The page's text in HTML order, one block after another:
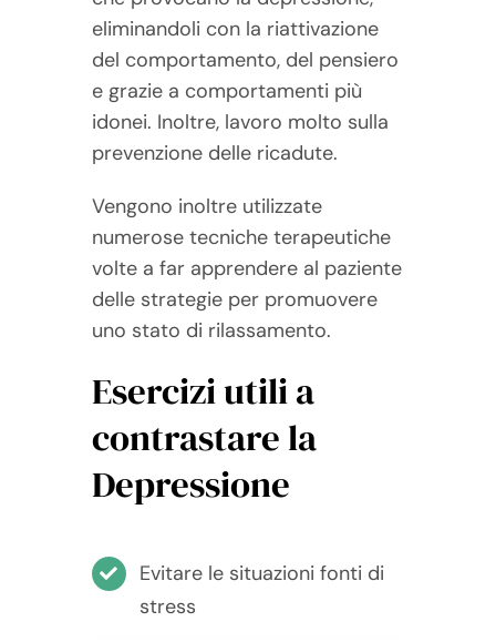
eliminandoli con la riattivazione
del comportamento, del pensiero
e grazie a comportamenti più
idonei. Inoltre, lavoro molto sulla
prevenzione delle ricadute.
Vengono inoltre utilizzate
numerose tecniche terapeutiche
volte a far apprendere al paziente
delle strategie per promuovere
uno stato di rilassamento.
Esercizi utili a
contrastare la
Depressione
Evitare le situazioni fonti di
stress